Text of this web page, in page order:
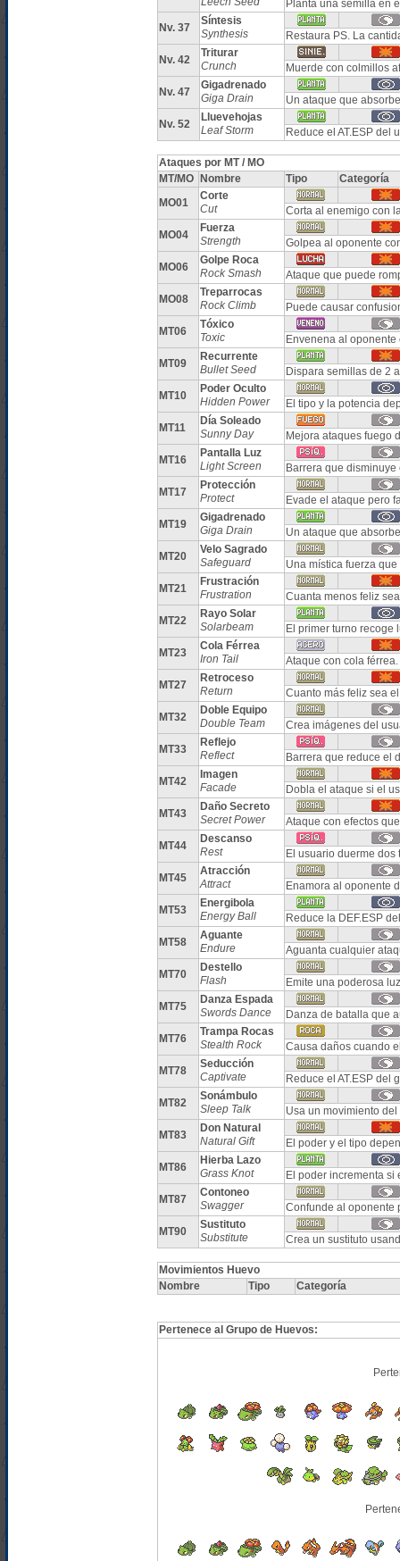
Planta una semilla en
Nv. 37
Síntesis
Synthesis
Restaura PS. La
Nv. 42
Triturar
Crunch
Muerde con colmillos
Nv. 47
Gigadrenado
Giga Drain
Un ataque que
Nv. 52
Lluevehojas
Leaf Storm
Reduce el AT.ESP del
Ataques por MT / MO
MT/MO
Nombre Tipo
Categoría
MO01
Corte
Cut
Corta al enemigo con
MO04
Fuerza
Strength
Golpea al oponente
MO06
Golpe Roca
Rock Smash
Ataque que puede
MO08
Treparrocas
Rock Climb
Puede causar
MT06
Tóxico
Toxic
Envenena al
MT09
Recurrente
Bullet Seed
Dispara semillas de 2
MT10
Poder Oculto
Hidden Power
El tipo y la potencia
MT11
Día Soleado
Sunny Day
Mejora ataques fuego
MT16
Pantalla Luz
Light Screen
Barrera que
MT17
Protección
Protect
Evade el ataque pero
MT19
Gigadrenado
Giga Drain
Un ataque que
MT20
Velo Sagrado
Safeguard
Una mística fuerza
MT21
Frustración
Frustration
Cuanta menos feliz
MT22
Rayo Solar
Solarbeam
El primer turno recoge
MT23
Cola Férrea
Iron Tail
Ataque con cola
MT27
Retroceso
Return
Cuanto más feliz sea
MT32
Doble Equipo
Double Team
Crea imágenes del
MT33
Reflejo
Reflect
Barrera que reduce el
MT42
Imagen
Facade
Dobla el ataque si el
MT43
Daño Secreto
Secret Power
Ataque con efectos
MT44
Descanso
Rest
El usuario duerme
MT45
Atracción
Attract
Enamora al oponente
MT53
Energibola
Energy Ball
Reduce la DEF.ESP
MT58
Aguante
Endure
Aguanta cualquier
MT70
Destello
Flash
Emite una poderosa
MT75
Danza Espada
Swords Dance
Danza de batalla que
MT76
Trampa Rocas
Stealth Rock
Causa daños cuando
MT78
Seducción
Captivate
Reduce el AT.ESP del
MT82
Sonámbulo
Sleep Talk
Usa un movimiento
MT83
Don Natural
Natural Gift
El poder y el tipo
MT86
Hierba Lazo
Grass Knot
El poder incrementa si
MT87
Contoneo
Swagger
Confunde al oponente
MT90
Sustituto
Substitute
Crea un sustituto
Movimientos Huevo
Nombre
Tipo Categoría
Pertenece al Grupo de Huevos: